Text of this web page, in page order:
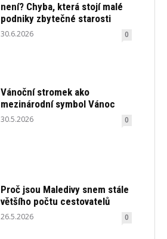
není? Chyba, která stojí malé
podniky zbytečné starosti
30.6.2026 0
Vánoční stromek ako
mezinárodní symbol Vánoc
30.5.2026 0
Proč jsou Maledivy snem stále
většího počtu cestovatelů
26.5.2026 0